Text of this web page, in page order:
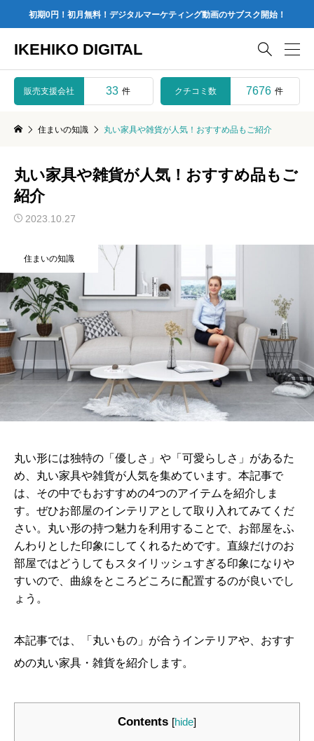
初期0円！初月無料！デジタルマーケティング動画のサブスク開始！
IKEHIKO DIGITAL 
販売支援会社 33 件 クチコミ数 7676 件
住まいの知識 丸い家具や雑貨が人気！おすすめ品もご紹介
丸い家具や雑貨が人気！おすすめ品もご
紹介
2023.10.27
住まいの知識
丸い形には独特の「優しさ」や「可愛らしさ」があるた
め、丸い家具や雑貨が人気を集めています。本記事で
は、その中でもおすすめの4つのアイテムを紹介しま
す。ぜひお部屋のインテリアとして取り入れてみてくだ
さい。丸い形の持つ魅力を利用することで、お部屋をふ
んわりとした印象にしてくれるためです。直線だけのお
部屋ではどうしてもスタイリッシュすぎる印象になりや
すいので、曲線をところどころに配置するのが良いでし
ょう。
本記事では、「丸いもの」が合うインテリアや、おすす
めの丸い家具・雑貨を紹介します。
Contents [hide]